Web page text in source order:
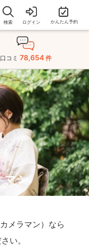
検索 ログイン かんたん予約
口コミ 78,654 件
マン
メラマン）なら
い。